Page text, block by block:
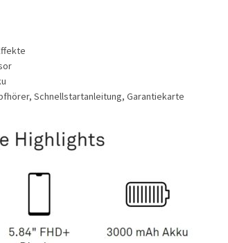
Schnellstartanleitung, Garantiekarte